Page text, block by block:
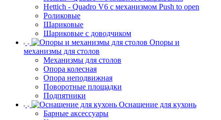
Hettich - Quadro V6 с механизмом Push to open
Роликовые
Шариковые
Шариковые с доводчиком
Опоры и
механизмы для столов
Механизмы для столов
Опора колесная
Опора неподвижная
Поворотные площадки
Подпятники
Оснащение для кухонь
Барные аксессуары